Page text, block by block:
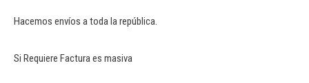
Hacemos envíos a toda la república.
Si Requiere Factura es masiva